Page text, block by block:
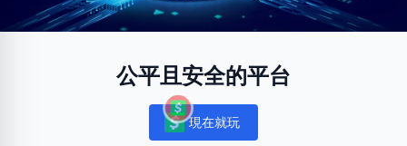
公平且安全的平台
Notifications
現在就玩